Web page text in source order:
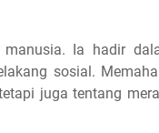
Ia hadir
sosial.
juga tentang